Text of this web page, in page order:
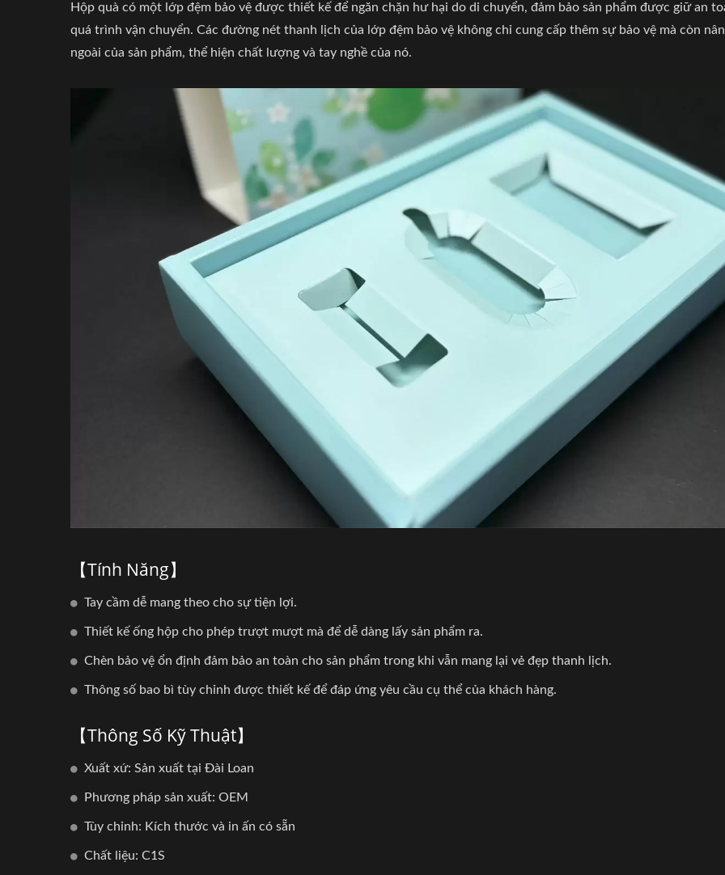
Hộp quà có một lớp đệm bảo vệ được thiết kế để ngăn chặn hư hại do di chuyển, đảm bảo sản phẩm được giữ an
quá trình vận chuyển. Các đường nét thanh lịch của lớp đệm bảo vệ không chỉ cung cấp thêm sự bảo vệ mà còn
ngoài của sản phẩm, thể hiện chất lượng và tay nghề của nó.
【Tính Năng】
Tay cầm dễ mang theo cho sự tiện lợi.
Thiết kế ống hộp cho phép trượt mượt mà để dễ dàng lấy sản phẩm ra.
Chèn bảo vệ ổn định đảm bảo an toàn cho sản phẩm trong khi vẫn mang lại vẻ đẹp thanh lịch.
Thông số bao bì tùy chỉnh được thiết kế để đáp ứng yêu cầu cụ thể của khách hàng.
【Thông Số Kỹ Thuật】
Xuất xứ: Sản xuất tại Đài Loan
Phương pháp sản xuất: OEM
Tùy chỉnh: Kích thước và in ấn có sẵn
Chất liệu: C1S
Bìa PP Cầm Tay
Hộp Giấy Bạc Holographic
Cho Mỹ Phẩm
Bìa PP Cầm Tay